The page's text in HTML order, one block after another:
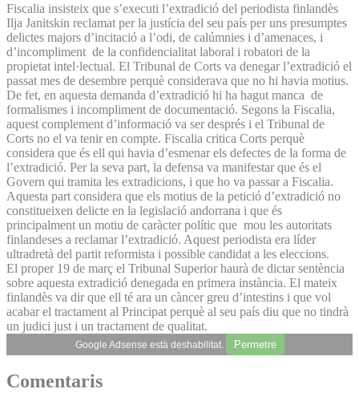
Fiscalia insisteix que s’executi l’extradició del periodista finlandès
Ilja Janitskin reclamat per la justícia del seu país per uns presumptes
delictes majors d’incitació a l’odi, de calúmnies i d’amenaces, i
d’incompliment de la confidencialitat laboral i robatori de la
propietat intel·lectual. El Tribunal de Corts va denegar l’extradició el
passat mes de desembre perquè considerava que no hi havia motius.
De fet, en aquesta demanda d’extradició hi ha hagut manca de
formalismes i incompliment de documentació. Segons la Fiscalia,
aquest complement d’informació va ser després i el Tribunal de
Corts no el va tenir en compte. Fiscalia critica Corts perquè
considera que és ell qui havia d’esmenar els defectes de la forma de
l’extradició. Per la seva part, la defensa va manifestar que és el
Govern qui tramita les extradicions, i que ho va passar a Fiscalia.
Aquesta part considera que els motius de la petició d’extradició no
constitueixen delicte en la legislació andorrana i que és
principalment un motiu de caràcter polític que mou les autoritats
finlandeses a reclamar l’extradició. Aquest periodista era líder
ultradretà del partit reformista i possible candidat a les eleccions.
El proper 19 de març el Tribunal Superior haurà de dictar sentència
sobre aquesta extradició denegada en primera instància. El mateix
finlandès va dir que ell té ara un càncer greu d’intestins i que vol
acabar el tractament al Principat perquè al seu país diu que no tindrà
un judici just i un tractament de qualitat.
Google Adsense està deshabilitat. Permetre
Comentaris